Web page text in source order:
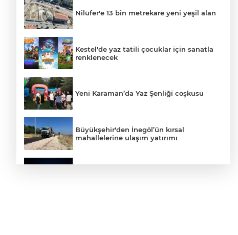
Nilüfer'e 13 bin metrekare yeni yeşil alan
Kestel'de yaz tatili çocuklar için sanatla
renklenecek
Yeni Karaman’da Yaz Şenliği coşkusu
Büyükşehir'den İnegöl’ün kırsal
mahallelerine ulaşım yatırımı